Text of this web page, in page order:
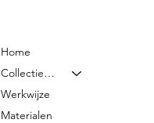
Home
Collectie & Prijzen
Werkwijze
Materialen